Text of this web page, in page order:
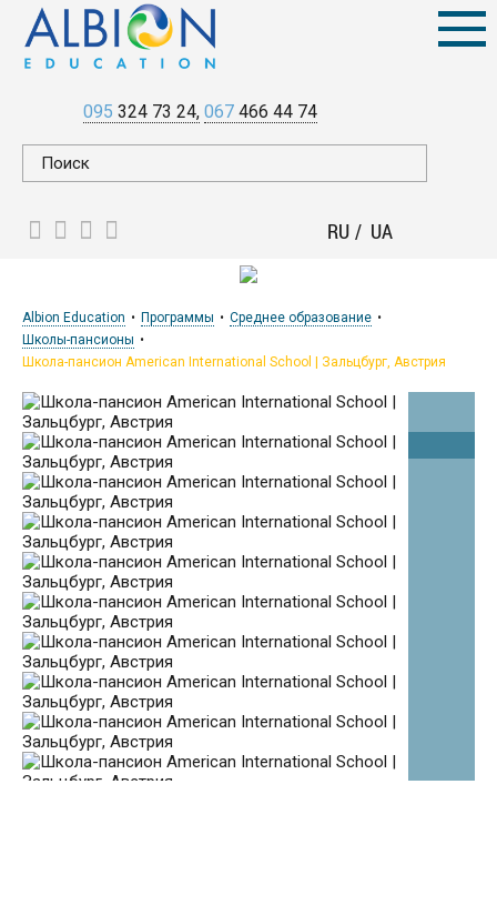
095 324 73 24 067 466 44 74
RU UA
Albion Education Программы
Среднее образование
Школы-пансионы
Школа-пансион American International School | Зальцбург, Австрия